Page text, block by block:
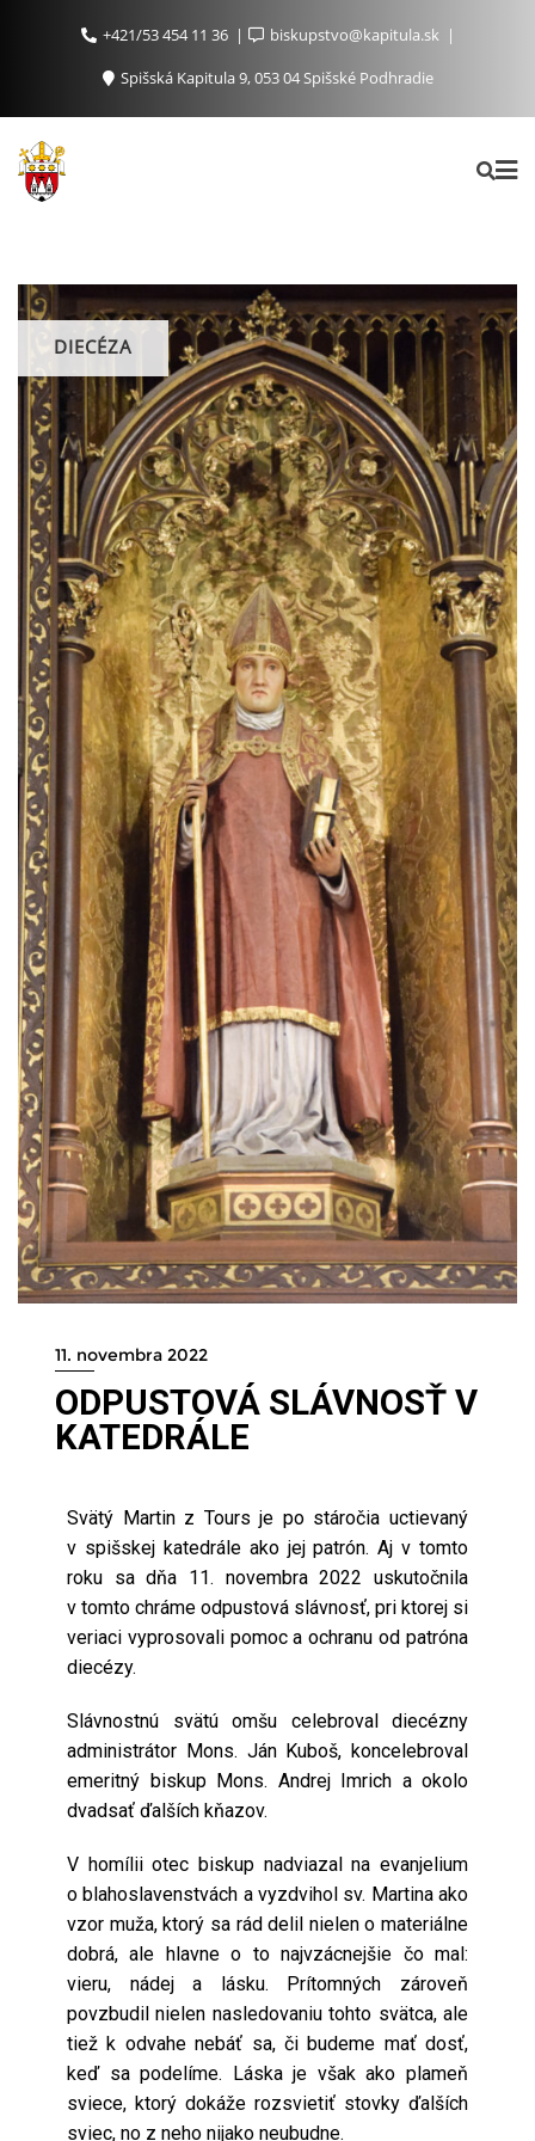
+421/53 454 11 36
biskupstvo@kapitula.sk
Spišská Kapitula 9, 053 04 Spišské Podhradie
DIECÉZA
11. novembra 2022
ODPUSTOVÁ SLÁVNOSŤ V
KATEDRÁLE
Svätý Martin z Tours je po stáročia uctievaný
v spišskej katedrále ako jej patrón. Aj v tomto
roku sa dňa 11. novembra 2022 uskutočnila
v tomto chráme odpustová slávnosť, pri ktorej si
veriaci vyprosovali pomoc a ochranu od patróna
diecézy.
Slávnostnú svätú omšu celebroval diecézny
administrátor Mons. Ján Kuboš, koncelebroval
emeritný biskup Mons. Andrej Imrich a okolo
dvadsať ďalších kňazov.
V homílii otec biskup nadviazal na evanjelium
o blahoslavenstvách a vyzdvihol sv. Martina ako
vzor muža, ktorý sa rád delil nielen o materiálne
dobrá, ale hlavne o to najvzácnejšie čo mal:
vieru, nádej a lásku. Prítomných zároveň
povzbudil nielen nasledovaniu tohto svätca, ale
tiež k odvahe nebáť sa, či budeme mať dosť,
keď sa podelíme. Láska je však ako plameň
sviece, ktorý dokáže rozsvietiť stovky ďalších
sviec, no z neho nijako neubudne.